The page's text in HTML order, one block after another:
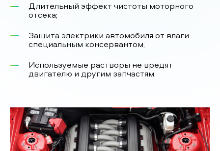
Длительный эффект чистоты моторного
отсека;
Защита электрики автомобиля от влаги
специальным консервантом;
Используемые растворы не вредят
двигателю и другим запчастям.